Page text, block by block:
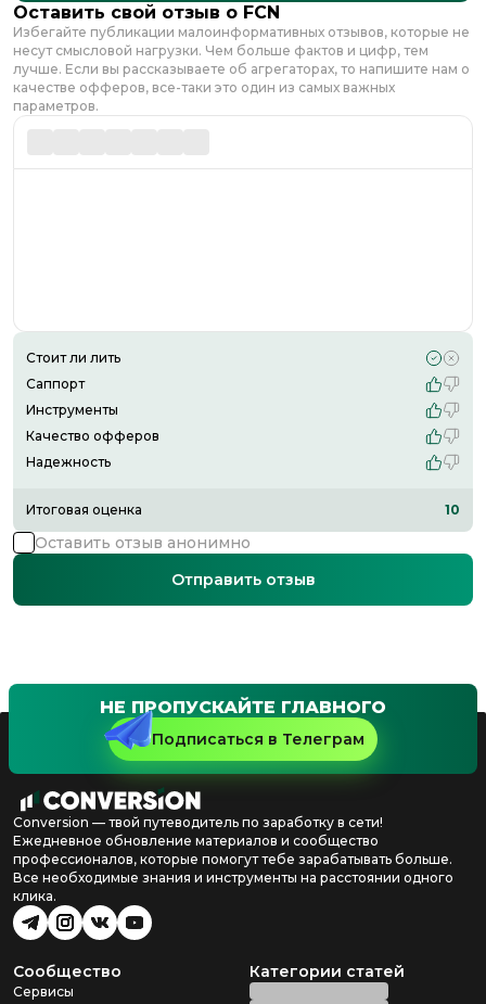
Оставить свой отзыв о FCN
Избегайте публикации малоинформативных отзывов, которые не
несут смысловой нагрузки. Чем больше фактов и цифр, тем
лучше. Если вы рассказываете об агрегаторах, то напишите нам о
качестве офферов, все-таки это один из самых важных
параметров.
Стоит ли лить
Саппорт
Инструменты
Качество офферов
Надежность
Итоговая оценка 10
Оставить отзыв анонимно
Отправить отзыв
НЕ ПРОПУСКАЙТЕ ГЛАВНОГО
Подписаться в Телеграм
Conversion — твой путеводитель по заработку в сети!
Ежедневное обновление материалов и сообщество
профессионалов, которые помогут тебе зарабатывать больше.
Все необходимые знания и инструменты на расстоянии одного
клика.
Сообщество
Сервисы
Категории статей